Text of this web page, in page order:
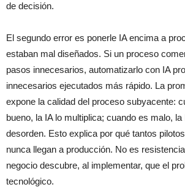
de decisión.
El segundo error es ponerle IA encima a
estaban mal diseñados. Si un proceso
pasos innecesarios, automatizarlo con IA
innecesarios ejecutados más rápido. La
expone la calidad del proceso subyacente:
bueno, la IA lo multiplica; cuando es malo, la
desorden. Esto explica por qué tantos
nunca llegan a producción. No es
negocio descubre, al implementar, que el
tecnológico.